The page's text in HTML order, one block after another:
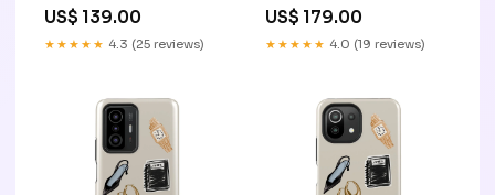
US$ 139.00
★★★★★ 4.3 (25 reviews)
US$ 179.00
★★★★★ 4.0 (19 reviews)